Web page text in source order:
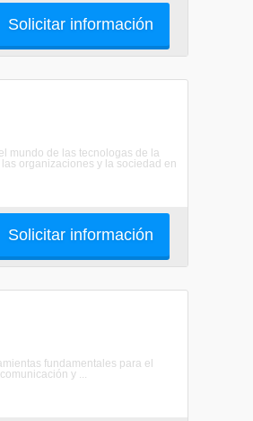
Solicitar información
mundo de las tecnologas de la
organizaciones y la sociedad en
Solicitar información
fundamentales para el
y ...